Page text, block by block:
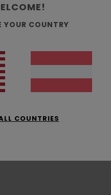
YOUR COUNTRY
COUNTRIES